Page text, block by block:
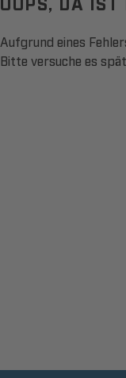
Aufgrund eines
Bitte versuche es